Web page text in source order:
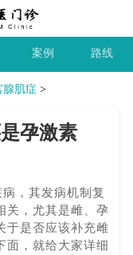
案例 路线
腺肌症 >
孕激素
，其发病机制复
关，尤其是雌、孕
于是否应该补充雌
面，就给大家详细